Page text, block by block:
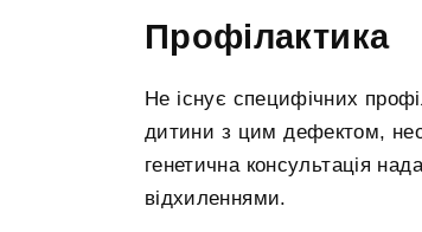
Профілактика
Не існує специфічних
дитини з цим дефектом,
генетична консультація
відхиленнями.